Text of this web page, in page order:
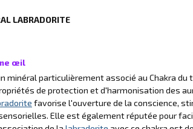
LABRADORITE
œil
minéral particulièrement associé au Chakra
de protection et d'harmonisation des
favorise l'ouverture de la conscience,
Elle est également réputée pour